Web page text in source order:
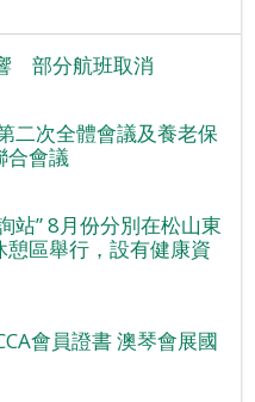
部分航班取消
二次全體會議及養老保
合會議
站” 8月份分別在松山東
區舉行，設有健康資
會員證書 澳琴會展國